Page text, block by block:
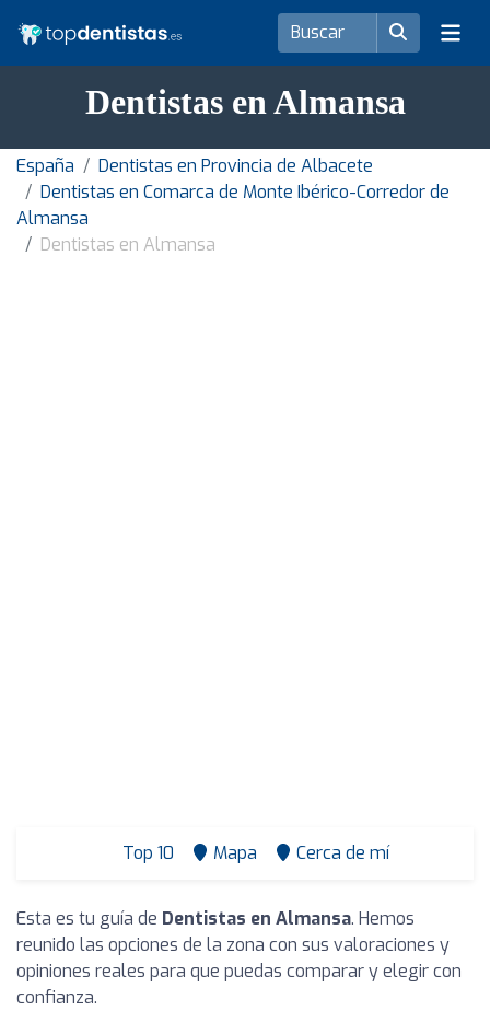
Dentistas en Almansa
España
Dentistas en Provincia de Albacete
Dentistas en Comarca de Monte Ibérico-Corredor de
Almansa
Dentistas en Almansa
Top 10 Mapa Cerca de mí
Esta es tu guía de Dentistas en Almansa. Hemos
reunido las opciones de la zona con sus valoraciones y
opiniones reales para que puedas comparar y elegir con
confianza.